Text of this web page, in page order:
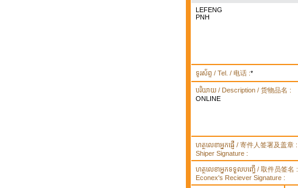
LEFENG
PNH
ទូរស័ព្ទ / Tel. / 电话 :*
បរិយាយ / Description / 货物品名 :
ONLINE
ហត្ថលេខាអ្នកផ្ញើ / 寄件人签署及盖章 :
Shiper Signature :
ហត្ថលេខាអ្នកទទួលបញ្ធើ / 取件员签名 :
Econex's Reciever Signature :